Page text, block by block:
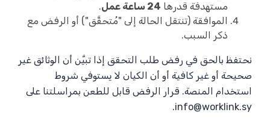
مستهدفة قدرها 24 ساعة عمل
.
الموافقة (تنتقل الحالة إلى "مُتحقَّق") أو الرفض مع
ذكر السبب.
نحتفظ بالحق في رفض طلب التحقق إذا تبيَّن أن الوثائق غير
صحيحة أو غير كافية أو أن الكيان لا يستوفي شروط
استخدام المنصة. قرار الرفض قابل للطعن بمراسلتنا على
info@worklink.sy
.